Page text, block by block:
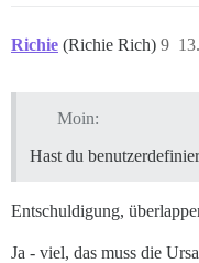
Richie (Richie Rich) 9
Moin:
Hast du
Entschuldigung,
Ja - viel, das muss die